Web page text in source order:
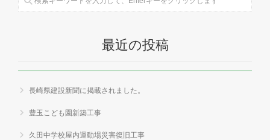
最近の投稿
長崎県建設新聞に掲載されました。
豊玉こども園新築工事
久田中学校屋内運動場災害復旧工事